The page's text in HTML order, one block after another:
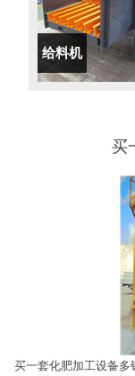
给料机
买
买一套化肥加工设备